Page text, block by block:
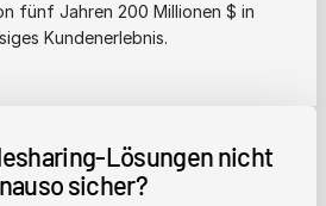
fünf Jahren 200 Millionen $ in
Kundenerlebnis.
Lösungen nicht
sicher?